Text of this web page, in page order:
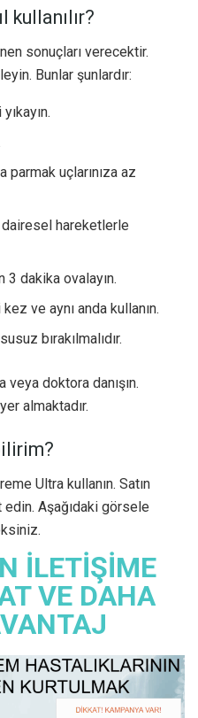
kullanılır?
sonuçları verecektir.
Bunlar şunlardır:
parmak uçlarınıza az
hareketlerle
dakika ovalayın.
ve aynı anda kullanın.
bırakılmalıdır.
doktora danışın.
almaktadır.
Ultra kullanın. Satın
Aşağıdaki görsele
İLETİŞİME
VE DAHA